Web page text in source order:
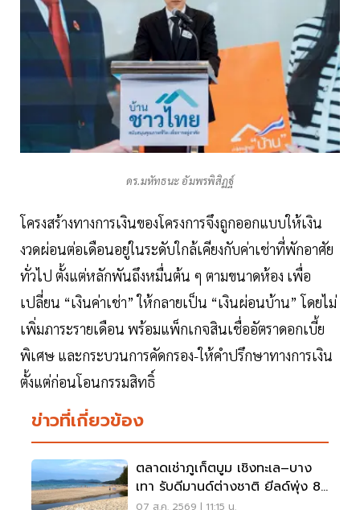
ดร.มหัทธนะ อัมพรพิสิฏฐ์
โครงสร้างทางการเงินของโครงการจึงถูกออกแบบให้เงิน
งวดผ่อนต่อเดือนอยู่ในระดับใกล้เคียงกับค่าเช่าที่พักอาศัย
ทั่วไป ตั้งแต่หลักพันถึงหมื่นต้น ๆ ตามขนาดห้อง เพื่อ
เปลี่ยน “เงินค่าเช่า” ให้กลายเป็น “เงินผ่อนบ้าน” โดยไม่
เพิ่มภาระรายเดือน พร้อมแพ็กเกจสินเชื่ออัตราดอกเบี้ย
พิเศษ และกระบวนการคัดกรอง-ให้คำปรึกษาทางการเงิน
ตั้งแต่ก่อนโอนกรรมสิทธิ์
ข่าวที่เกี่ยวข้อง
ตลาดเช่าภูเก็ตบูม เชิงทะเล–บาง
เทา รับดีมานด์ต่างชาติ ยีลด์พุ่ง 8-
12%
07 ส.ค. 2569 | 11:15 น.